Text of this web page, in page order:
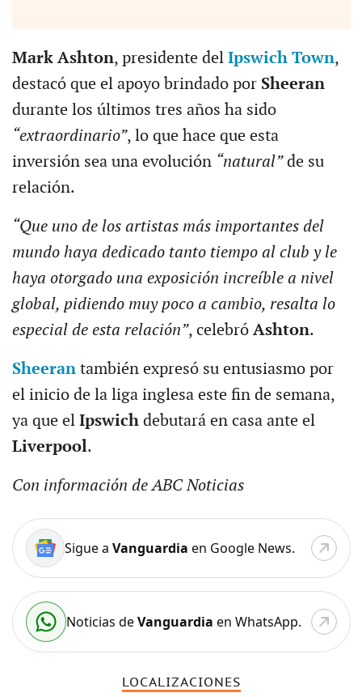
Mark Ashton, presidente del Ipswich Town,
destacó que el apoyo brindado por Sheeran
durante los últimos tres años ha sido
“extraordinario”, lo que hace que esta
inversión sea una evolución “natural”de su
relación.
“Que uno de los artistas más importantes del
mundo haya dedicado tanto tiempo al club y le
haya otorgado una exposición increíble a nivel
global, pidiendo muy poco a cambio, resalta lo
especial de esta relación”, celebró Ashton.
Sheeran también expresó su entusiasmo por
el inicio de la liga inglesa este fin de semana,
ya que el Ipswich debutará en casa ante el
Liverpool.
Con información de ABC Noticias
Sigue a Vanguardia en Google News.
Noticias deVanguardia en WhatsApp.
LOCALIZACIONES